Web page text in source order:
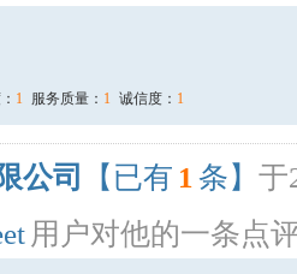
1 服务质量： 1 诚信度： 1
公司 【已有 1 条】 于
用户对他的一条点